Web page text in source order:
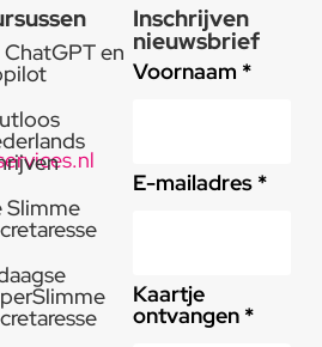
ChatGPT en
Slimme
Inschrijven
nieuwsbrief
Voornaam *
E-mailadres *
Kaartje
ontvangen *